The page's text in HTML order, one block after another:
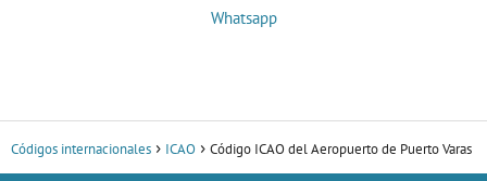
Whatsapp
Códigos internacionales ICAO Código ICAO del Aeropuerto de Puerto Varas